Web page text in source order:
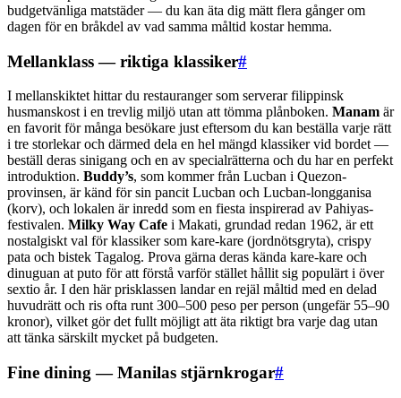
budgetvänliga matstäder — du kan äta dig mätt flera gånger om
dagen för en bråkdel av vad samma måltid kostar hemma.
Mellanklass — riktiga klassiker#
I mellanskiktet hittar du restauranger som serverar filippinsk
husmanskost i en trevlig miljö utan att tömma plånboken. Manam är
en favorit för många besökare just eftersom du kan beställa varje rätt
i tre storlekar och därmed dela en hel mängd klassiker vid bordet —
beställ deras sinigang och en av specialrätterna och du har en perfekt
introduktion. Buddy’s, som kommer från Lucban i Quezon-
provinsen, är känd för sin pancit Lucban och Lucban-longganisa
(korv), och lokalen är inredd som en fiesta inspirerad av Pahiyas-
festivalen. Milky Way Cafe i Makati, grundad redan 1962, är ett
nostalgiskt val för klassiker som kare-kare (jordnötsgryta), crispy
pata och bistek Tagalog. Prova gärna deras kända kare-kare och
dinuguan at puto för att förstå varför stället hållit sig populärt i över
sextio år. I den här prisklassen landar en rejäl måltid med en delad
huvudrätt och ris ofta runt 300–500 peso per person (ungefär 55–90
kronor), vilket gör det fullt möjligt att äta riktigt bra varje dag utan
att tänka särskilt mycket på budgeten.
Fine dining — Manilas stjärnkrogar#